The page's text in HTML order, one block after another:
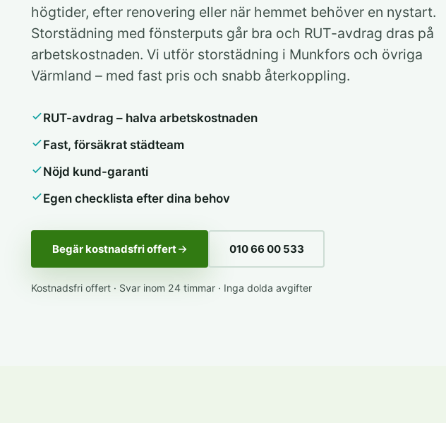
högtider, efter renovering eller när hemmet behöver en nystart.
Storstädning med fönsterputs går bra och RUT-avdrag dras på
arbetskostnaden. Vi utför storstädning i Munkfors och övriga
Värmland – med fast pris och snabb återkoppling.
RUT-avdrag – halva arbetskostnaden
Fast, försäkrat städteam
Nöjd kund-garanti
Egen checklista efter dina behov
Begär kostnadsfri offert 010 66 00 533
Kostnadsfri offert · Svar inom 24 timmar · Inga dolda avgifter